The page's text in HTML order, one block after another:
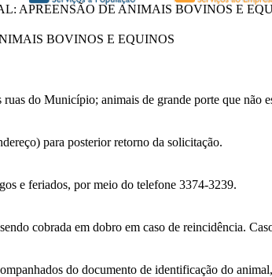
APREENSÃO DE ANIMAIS BOVINOS E
BOVINOS E EQUINOS
ruas do Município; animais de grande porte que
para posterior retorno da solicitação.
e feriados, por meio do telefone 3374-3239.
cobrada em dobro em caso de reincidência.
do documento de identificação do